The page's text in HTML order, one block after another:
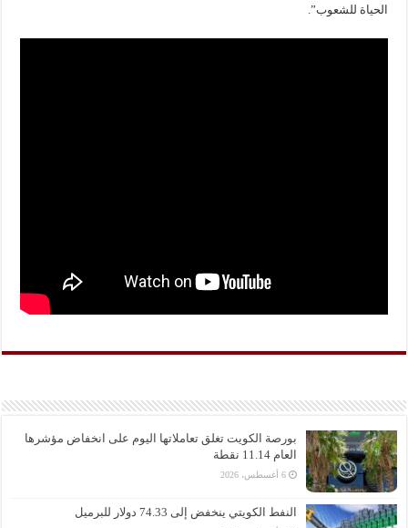
الحياة للشعوب”.
بورصة الكويت تغلق تعاملاتها اليوم على انخفاض مؤشرها
العام 11.14 نقطة
6 أغسطس، 2026
النفط الكويتي ينخفض إلى 74.33 دولار للبرميل